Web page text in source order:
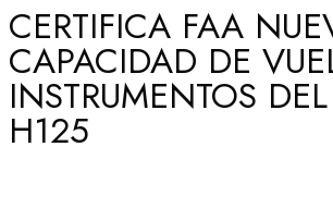
Aerolíneas
Aeronáutica
CERTIFICA FAA
CAPACIDAD DE
INSTRUMENTOS
H125